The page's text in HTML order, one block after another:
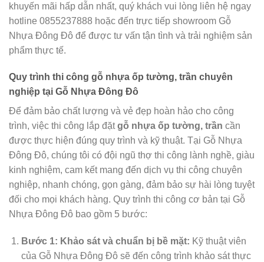
khuyến mãi hấp dẫn nhất, quý khách vui lòng liên hệ ngay
hotline 0855237888 hoặc đến trực tiếp showroom Gỗ
Nhựa Đông Đô để được tư vấn tận tình và trải nghiệm sản
phẩm thực tế.
Quy trình thi công gỗ nhựa ốp tường, trần chuyên
nghiệp tại Gỗ Nhựa Đông Đô
Để đảm bảo chất lượng và vẻ đẹp hoàn hảo cho công
trình, việc thi công lắp đặtgỗ nhựa ốp tường, trần cần
được thực hiện đúng quy trình và kỹ thuật. Tại Gỗ Nhựa
Đông Đô, chúng tôi có đội ngũ thợ thi công lành nghề, giàu
kinh nghiệm, cam kết mang đến dịch vụ thi công chuyên
nghiệp, nhanh chóng, gọn gàng, đảm bảo sự hài lòng tuyệt
đối cho mọi khách hàng. Quy trình thi công cơ bản tại Gỗ
Nhựa Đông Đô bao gồm 5 bước:
Bước 1: Khảo sát và chuẩn bị bề mặt: Kỹ thuật viên
của Gỗ Nhựa Đông Đô sẽ đến công trình khảo sát thực